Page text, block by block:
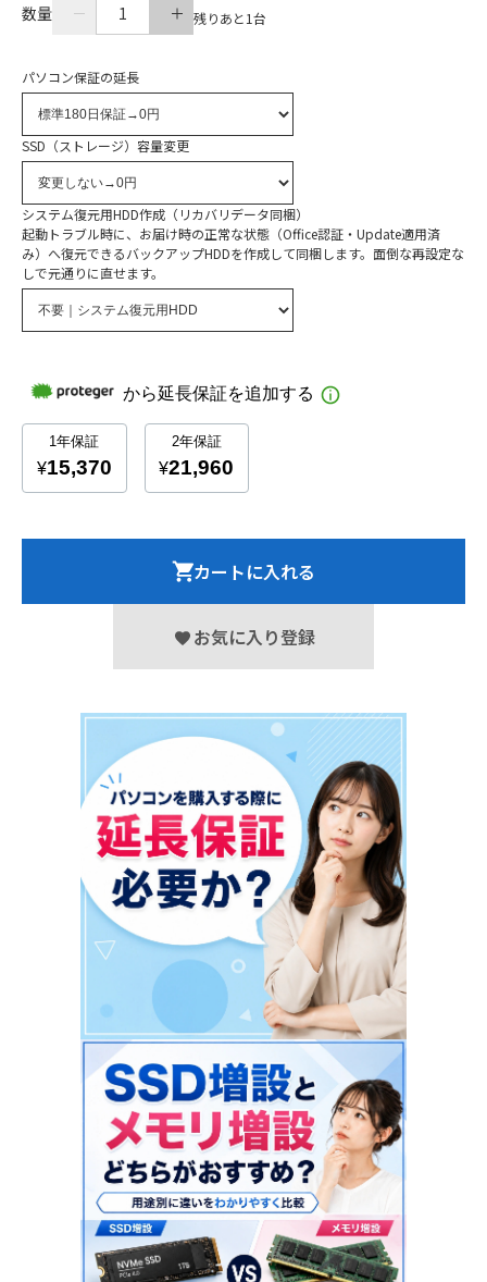
数量 1 残りあと1台
パソコン保証の延長
SSD（ストレージ）容量変更
システム復元用HDD作成（リカバリデータ同梱）
起動トラブル時に、お届け時の正常な状態（Office認証・Update適用済
み）へ復元できるバックアップHDDを作成して同梱します。面倒な再設定な
しで元通りに直せます。
カートに入れる
お気に入り登録